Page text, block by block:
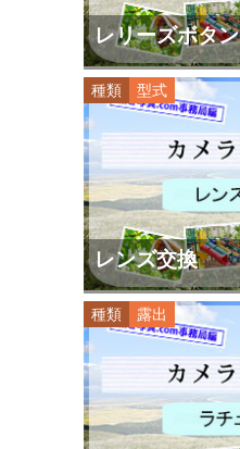
レリーズボタン
種類 型式
レンズ交換
種類 露出